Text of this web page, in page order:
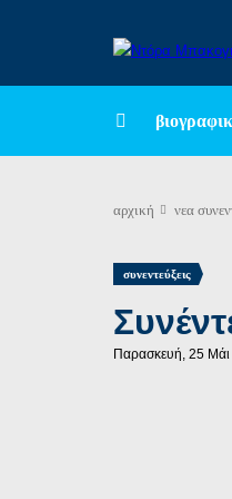
αρχική νεα
συνεντεύξεις
Παρασκευή, 25